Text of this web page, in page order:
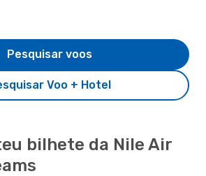
Voo + Hotel
Pesquisar voos
bilhete da Nile Air